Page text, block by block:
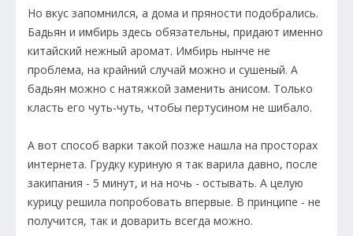
Но вкус запомнился, а дома и пряности подобрались.
Бадьян и имбирь здесь обязательны, придают именно
китайский нежный аромат. Имбирь нынче не
проблема, на крайний случай можно и сушеный. А
бадьян можно с натяжкой заменить анисом. Только
класть его чуть-чуть, чтобы пертусином не шибало.
А вот способ варки такой позже нашла на просторах
интернета. Грудку куриную я так варила давно, после
закипания - 5 минут, и на ночь - остывать. А целую
курицу решила попробовать впервые. В принципе - не
получится, так и доварить всегда можно.